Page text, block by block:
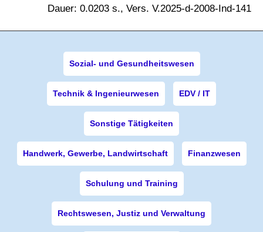
Dauer: 0.0203 s., Vers. V.2025-d-2008-Ind-141
Sozial- und Gesundheitswesen
Technik & Ingenieurwesen EDV / IT
Sonstige Tätigkeiten
Handwerk, Gewerbe, Landwirtschaft Finanzwesen
Schulung und Training
Rechtswesen, Justiz und Verwaltung